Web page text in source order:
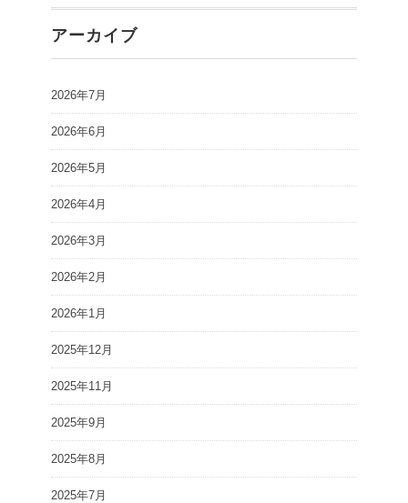
アーカイブ
2026年7月
2026年6月
2026年5月
2026年4月
2026年3月
2026年2月
2026年1月
2025年12月
2025年11月
2025年9月
2025年8月
2025年7月